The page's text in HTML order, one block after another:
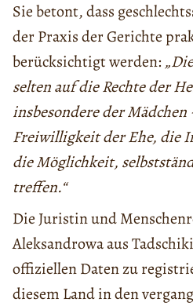
Sie betont, dass
der Praxis der Gerichte
berücksichtigt werden:
selten auf die Rechte der
insbesondere der Mädchen
Freiwilligkeit der Ehe, die
die Möglichkeit,
treffen.“
Die Juristin und
Aleksandrowa aus
offiziellen Daten zu
diesem Land in den